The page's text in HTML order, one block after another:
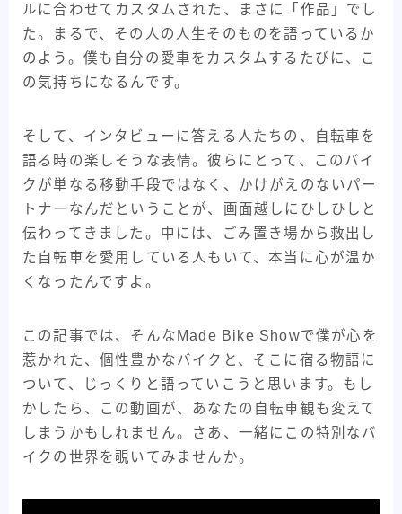
ピスト・トラックバイク フレームバッグ
フレーム紹介記事 マキシス メッセンジャー
ライド 東洋フレーム
ルに合わせてカスタムされた、まさに「作品」でし
た。まるで、その人の人生そのものを語っているか
のよう。僕も自分の愛車をカスタムするたびに、こ
の気持ちになるんです。
そして、インタビューに答える人たちの、自転車を
語る時の楽しそうな表情。彼らにとって、このバイ
クが単なる移動手段ではなく、かけがえのないパー
トナーなんだということが、画面越しにひしひしと
伝わってきました。中には、ごみ置き場から救出し
た自転車を愛用している人もいて、本当に心が温か
くなったんですよ。
この記事では、そんなMade Bike Showで僕が心を
惹かれた、個性豊かなバイクと、そこに宿る物語に
ついて、じっくりと語っていこうと思います。もし
かしたら、この動画が、あなたの自転車観も変えて
しまうかもしれません。さあ、一緒にこの特別なバ
イクの世界を覗いてみませんか。